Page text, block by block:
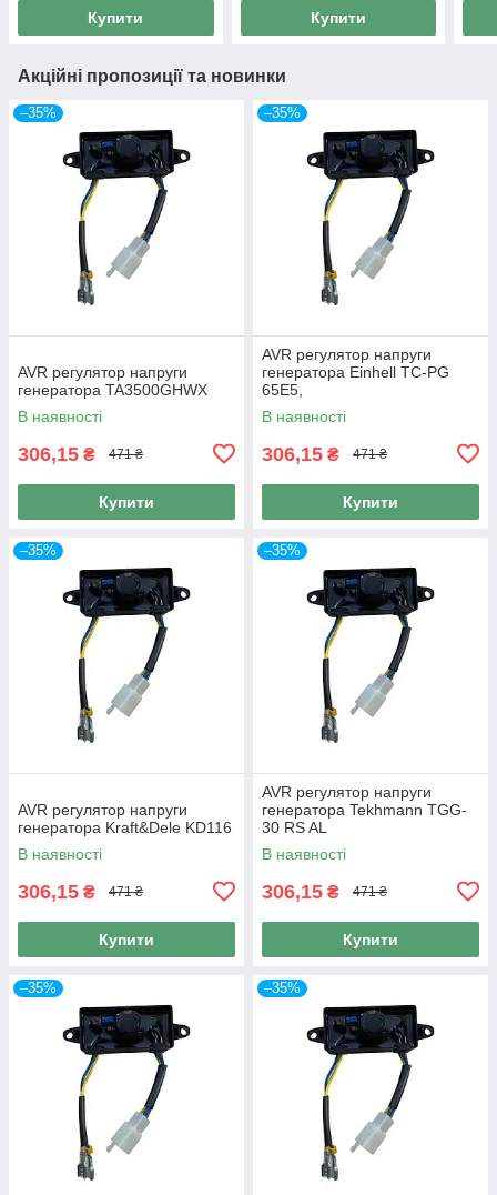
Купити Купити
Акційні пропозиції та новинки
–35%
AVR регулятор напруги
генератора TA3500GHWX
В наявності
306,15 ₴ 471 ₴
Купити
–35%
AVR регулятор напруги
генератора Einhell TC-PG
65E5,
В наявності
306,15 ₴ 471 ₴
Купити
–35%
AVR регулятор напруги
генератора Kraft&Dele KD116
В наявності
306,15 ₴ 471 ₴
Купити
–35%
AVR регулятор напруги
генератора Tekhmann TGG-
30 RS AL
В наявності
306,15 ₴ 471 ₴
Купити
–35% –35%